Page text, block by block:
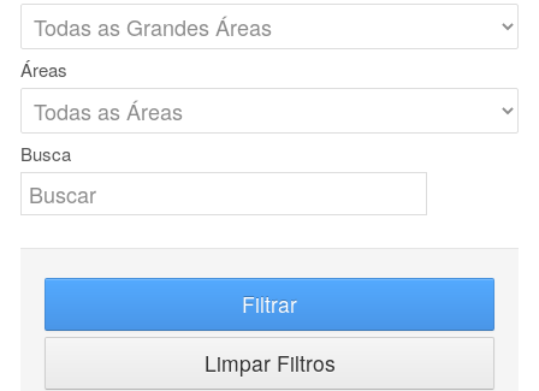
Áreas
Busca
Filtrar
Limpar Filtros